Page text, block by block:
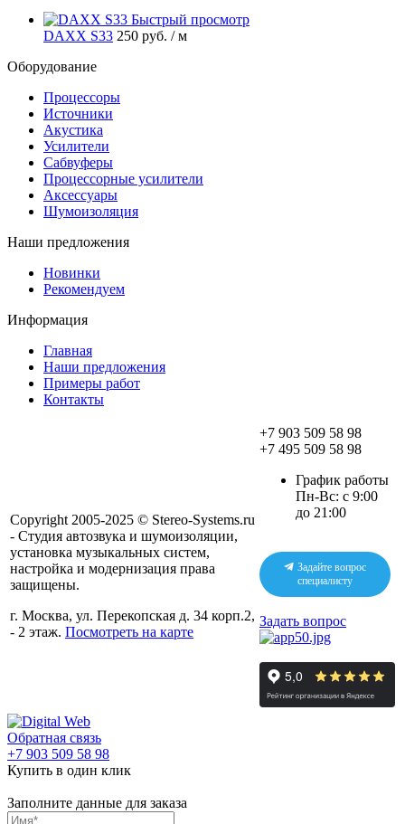
Быстрый просмотр
DAXX S33 250 руб. / м
Оборудование
Процессоры
Источники
Акустика
Усилители
Сабвуферы
Процессорные усилители
Аксессуары
Шумоизоляция
Наши предложения
Новинки
Рекомендуем
Информация
Главная
Наши предложения
Примеры работ
Контакты
Copyright 2005-2025 © Stereo-Systems.ru
- Студия автозвука и шумоизоляции,
установка музыкальных систем,
настройка и модернизация права
защищены.
г. Москва, ул. Перекопская д. 34 корп.2,
- 2 этаж. Посмотреть на карте
+7 903 509 58 98
+7 495 509 58 98
График работы
Пн-Вс: с 9:00
до 21:00
Задайте вопрос
специалисту
Задать вопрос
Обратная связь
+7 903 509 58 98
Купить в один клик
Заполните данные для заказа